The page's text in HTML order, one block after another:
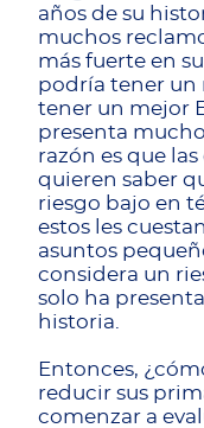
años de su
muchos
más fuerte en
podría tener un
tener un mejor
presenta
razón es que
quieren saber
riesgo bajo en
estos les
asuntos
considera un
solo ha
historia.
Entonces,
reducir sus
comenzar a